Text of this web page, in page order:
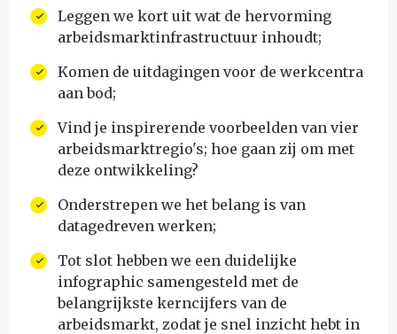
Leggen we kort uit wat de hervorming
arbeidsmarktinfrastructuur inhoudt;
Komen de uitdagingen voor de werkcentra
aan bod;
Vind je inspirerende voorbeelden van vier
arbeidsmarktregio's; hoe gaan zij om met
deze ontwikkeling?
Onderstrepen we het belang is van
datagedreven werken;
Tot slot hebben we een duidelijke
infographic samengesteld met de
belangrijkste kerncijfers van de
arbeidsmarkt, zodat je snel inzicht hebt in